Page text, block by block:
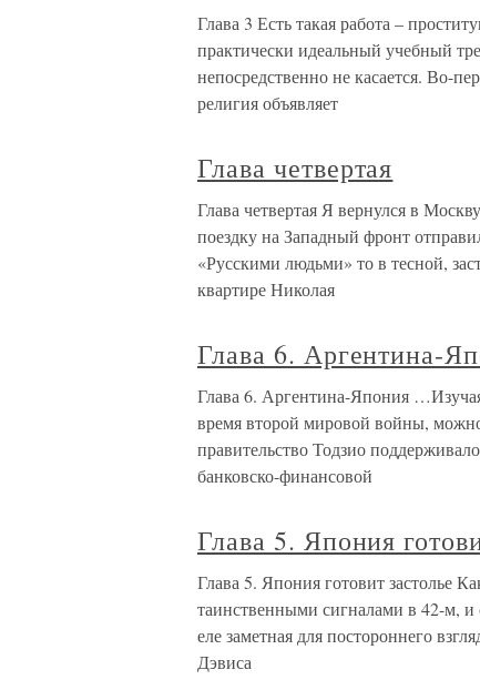
Глава 3 Есть такая работа –
практически идеальный учебный
непосредственно не касается. Во-
религия объявляет
Глава четвертая
Глава четвертая Я вернулся в
поездку на Западный фронт
«Русскими людьми» то в тесной,
квартире Николая
Глава 6. Аргентина-
Глава 6. Аргентина-Япония
время второй мировой войны,
правительство Тодзио
банковско-финансовой
Глава 5. Япония
Глава 5. Япония готовит застолье
таинственными сигналами в 42-м, и
еле заметная для постороннего
Дэвиса